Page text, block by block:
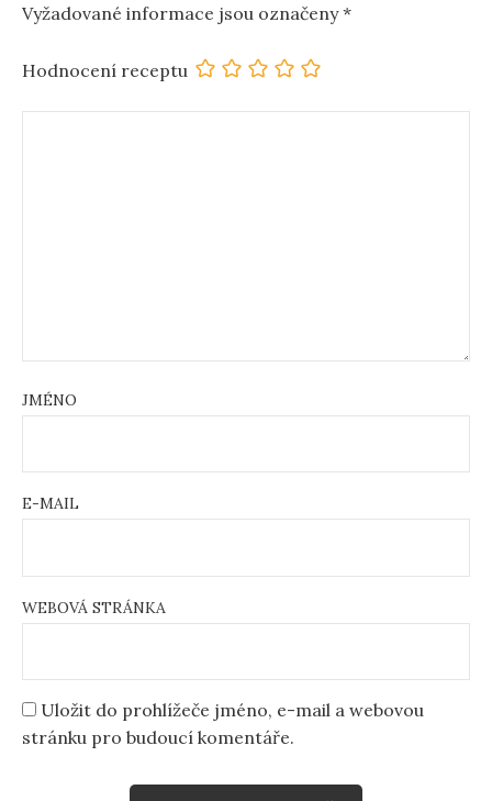
Vyžadované informace jsou označeny*
Hodnocení receptu
JMÉNO
E-MAIL
WEBOVÁ STRÁNKA
Uložit do prohlížeče jméno, e-mail a webovou
stránku pro budoucí komentáře.